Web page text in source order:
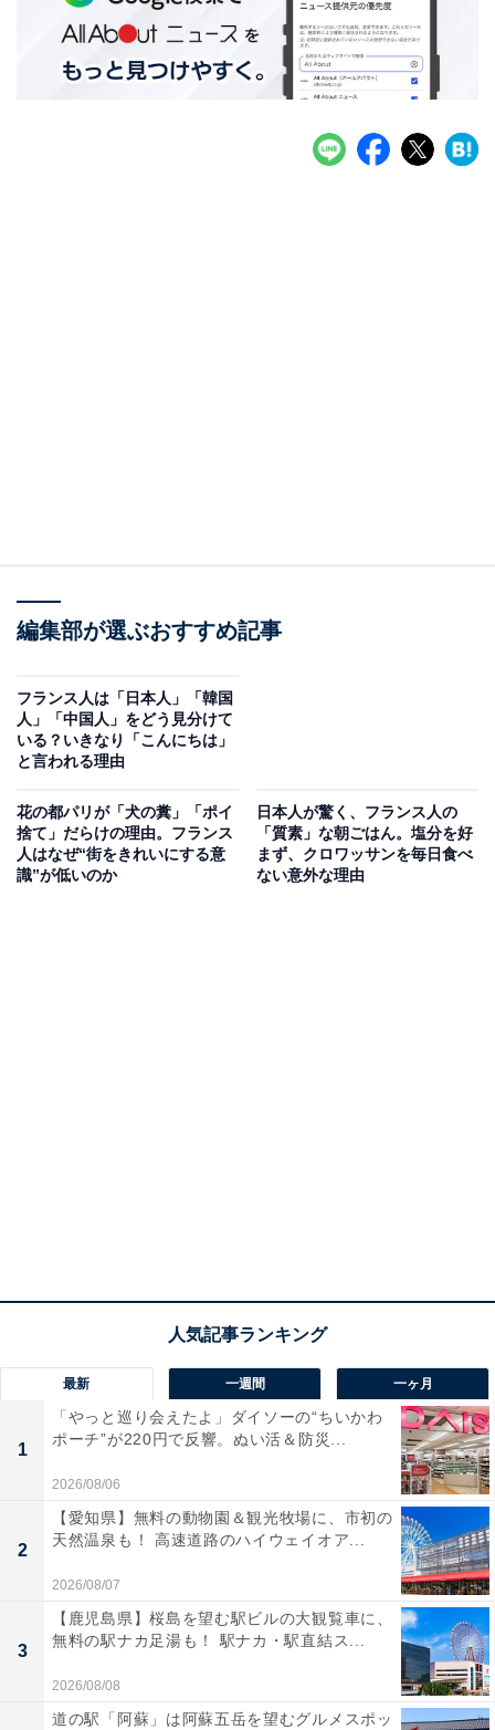
編集部が選ぶおすすめ記事
フランス人は「日本人」「韓国
人」「中国人」をどう見分けて
いる？いきなり「こんにちは」
と言われる理由
花の都パリが「犬の糞」「ポイ
捨て」だらけの理由。フランス
人はなぜ“街をきれいにする意
識”が低いのか
日本人が驚く、フランス人の
「質素」な朝ごはん。塩分を好
まず、クロワッサンを毎日食べ
ない意外な理由
最新 一週間 一ヶ月
1
「やっと巡り会えたよ」ダイソーの“ちいかわ
ポーチ”が220円で反響。ぬい活＆防災...
2026/08/06
2
【愛知県】無料の動物園＆観光牧場に、市初の
天然温泉も！ 高速道路のハイウェイオア...
2026/08/07
3
【鹿児島県】桜島を望む駅ビルの大観覧車に、
無料の駅ナカ足湯も！ 駅ナカ・駅直結ス...
2026/08/08
道の駅「阿蘇」は阿蘇五岳を望むグルメスポッ